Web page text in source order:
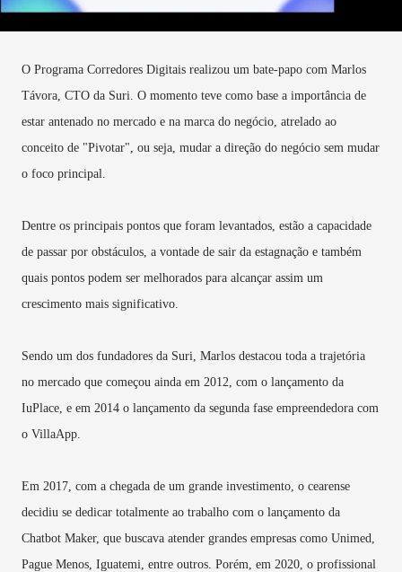
O Programa Corredores Digitais realizou um bate-papo com Marlos
Távora, CTO da Suri. O momento teve como base a importância de
estar antenado no mercado e na marca do negócio, atrelado ao
conceito de "Pivotar", ou seja, mudar a direção do negócio sem mudar
o foco principal.
Dentre os principais pontos que foram levantados, estão a capacidade
de passar por obstáculos, a vontade de sair da estagnação e também
quais pontos podem ser melhorados para alcançar assim um
crescimento mais significativo.
Sendo um dos fundadores da Suri, Marlos destacou toda a trajetória
no mercado que começou ainda em 2012, com o lançamento da
IuPlace, e em 2014 o lançamento da segunda fase empreendedora com
o VillaApp.
Em 2017, com a chegada de um grande investimento, o cearense
decidiu se dedicar totalmente ao trabalho com o lançamento da
Chatbot Maker, que buscava atender grandes empresas como Unimed,
Pague Menos, Iguatemi, entre outros. Porém, em 2020, o profissional